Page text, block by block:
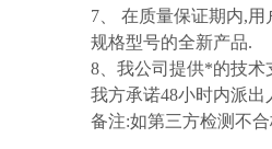
7、 在质量保证期内,
规格型号的全新产品.
8、我公司提供*的技术
我方承诺48小时内派出
备注:如第三方检测不